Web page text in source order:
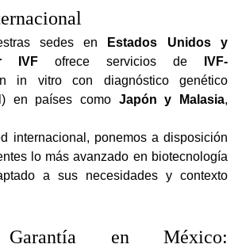
sedes en
Estados Unidos y
IVF ofrece servicios de
IVF-
in vitro con diagnóstico genético
en países como Japón y Malasia,
internacional, ponemos a disposición
lo más avanzado en biotecnología
a sus necesidades y contexto
Garantía en México: